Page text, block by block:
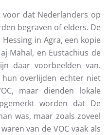
dat Nederlanders op
begraven of elders. De
in Agra, een kopie
Mahal, en Eustachius de
daar voorbeelden van.
overlijden echter niet
maar dienden lokale
worden dat De
was, maar zoals zoveel
van de VOC vaak als